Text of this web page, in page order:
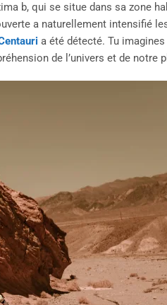
b, qui se situe dans sa zone
a naturellement intensifié
a été détecté. Tu
de l’univers et de notre